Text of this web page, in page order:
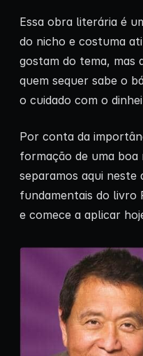
Essa obra literária é
do nicho e costuma
gostam do tema, mas
quem sequer sabe o
o cuidado com o
Por conta da
formação de uma boa
separamos aqui neste
fundamentais do livro
e comece a aplicar